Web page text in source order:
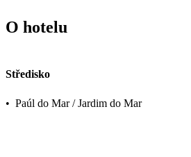
O hotelu
Středisko
• Paúl do Mar / Jardim do Mar